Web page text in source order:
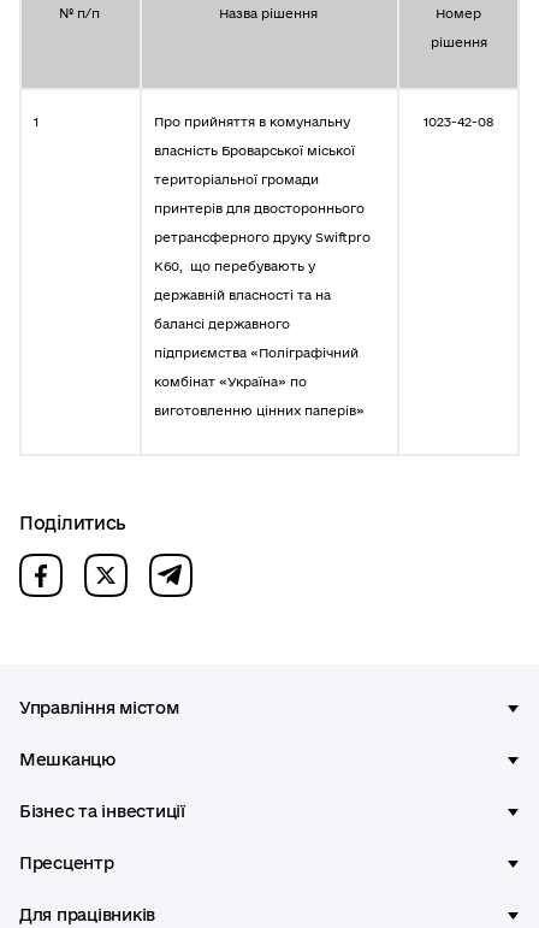
№ п/п Назва рішення
Номер
рішення
1
Про прийняття в комунальну
власність Броварської міської
територіальної громади
принтерів для двостороннього
ретрансферного друку Swiftpro
K60, що перебувають у
державній власності та на
балансі державного
підприємства «Поліграфічний
комбінат «Україна» по
виготовленню цінних паперів»
1023-42-08
Поділитись
Управління містом
Мешканцю
Бізнес та інвестиції
Пресцентр
Для працівників